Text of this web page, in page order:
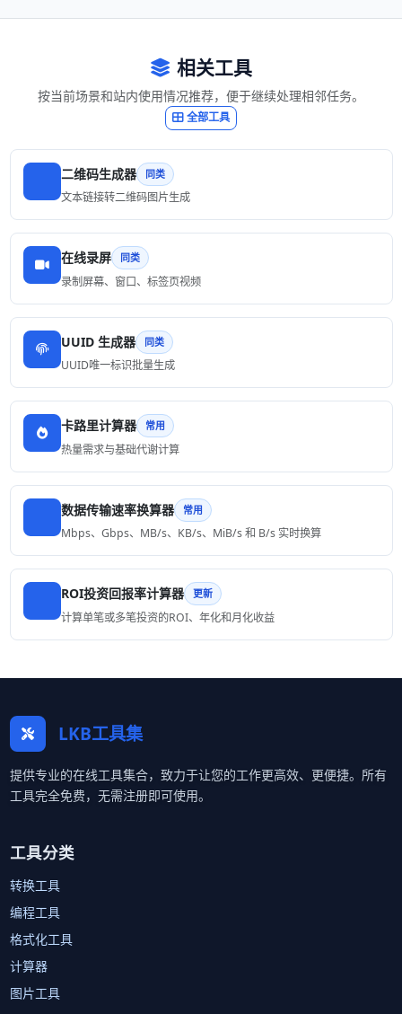
相关工具
按当前场景和站内使用情况推荐，便于继续处理相邻任务。
全部工具
二维码生成器 同类
文本链接转二维码图片生成
在线录屏 同类
录制屏幕、窗口、标签页视频
UUID 生成器 同类
UUID唯一标识批量生成
卡路里计算器 常用
热量需求与基础代谢计算
数据传输速率换算器 常用
Mbps、Gbps、MB/s、KB/s、MiB/s 和 B/s 实时换算
ROI投资回报率计算器 更新
计算单笔或多笔投资的ROI、年化和月化收益
LKB工具集
提供专业的在线工具集合，致力于让您的工作更高效、更便捷。所有
工具完全免费，无需注册即可使用。
工具分类
转换工具
编程工具
格式化工具
计算器
图片工具